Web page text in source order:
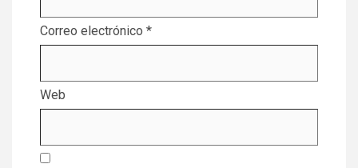
Correo electrónico *
Web